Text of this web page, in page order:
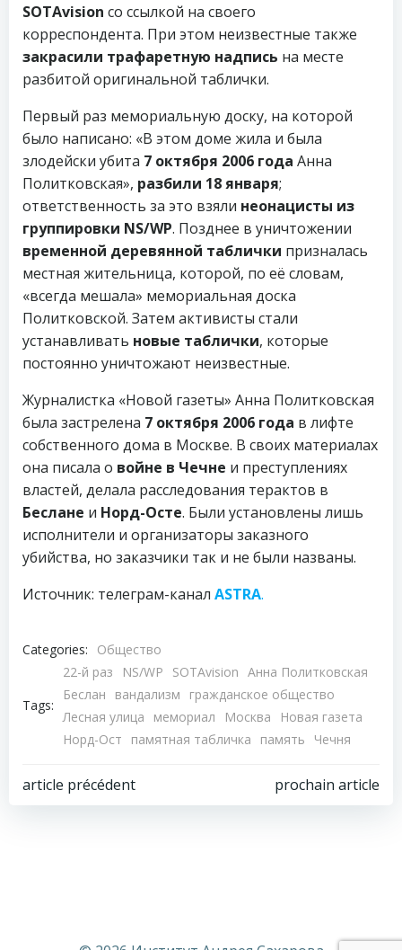
SOTAvision со ссылкой на своего
корреспондента. При этом неизвестные также
закрасили трафаретную надпись на месте
разбитой оригинальной таблички.
Первый раз мемориальную доску, на которой
было написано: «В этом доме жила и была
злодейски убита 7 октября 2006 года Анна
Политковская», разбили 18 января;
ответственность за это взяли неонацисты из
группировки NS/WP. Позднее в уничтожении
временной деревянной таблички призналась
местная жительница, которой, по её словам,
«всегда мешала» мемориальная доска
Политковской. Затем активисты стали
устанавливать новые таблички, которые
постоянно уничтожают неизвестные.
Журналистка «Новой газеты» Анна Политковская
была застрелена 7 октября 2006 года в лифте
собственного дома в Москве. В своих материалах
она писала о войне в Чечне и преступлениях
властей, делала расследования терактов в
Беслане и Норд-Осте. Были установлены лишь
исполнители и организаторы заказного
убийства, но заказчики так и не были названы.
Источник: телеграм-канал ASTRA.
Categories: Общество
Tags:
22-й раз NS/WP SOTAvision Анна Политковская
Беслан
вандализм
гражданское общество
Лесная улица
мемориал Москва
Новая газета
Норд-Ост
памятная табличка память Чечня
Навигация
article précédent
Навигация
prochain article